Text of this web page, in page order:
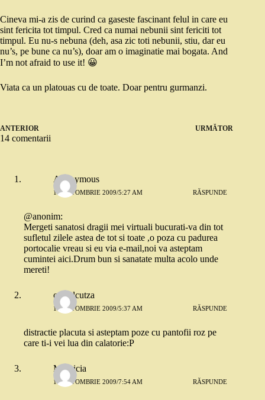
Cineva mi-a zis de curind ca gaseste fascinant felul in care eu
sint fericita tot timpul. Cred ca numai nebunii sint fericiti tot
timpul. Eu nu-s nebuna (deh, asa zic toti nebunii, stiu, dar eu
nu’s, pe bune ca nu’s), doar am o imaginatie mai bogata. And
I’m not afraid to use it! 😀
Viata ca un platouas cu de toate. Doar pentru gurmanzi.
ANTERIOR URMĂTOR
14 comentarii
Anonymous
16 OCTOMBRIE 2009/5:27 AM RĂSPUNDE
@anonim:
Mergeti sanatosi dragii mei virtuali bucurati-va din tot
sufletul zilele astea de tot si toate ,o poza cu padurea
portocalie vreau si eu via e-mail,noi va asteptam
cumintei aici.Drum bun si sanatate multa acolo unde
mereti!
camelcutza
16 OCTOMBRIE 2009/5:37 AM RĂSPUNDE
distractie placuta si asteptam poze cu pantofii roz pe
care ti-i vei lua din calatorie:P
Mauricia
16 OCTOMBRIE 2009/7:54 AM RĂSPUNDE